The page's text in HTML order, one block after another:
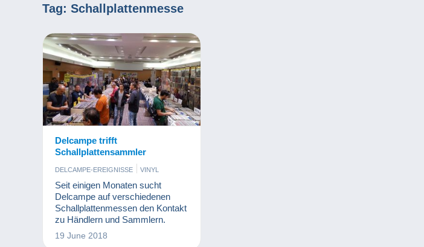
Tag: Schallplattenmesse
Delcampe trifft
Schallplattensammler
DELCAMPE-EREIGNISSE VINYL
Seit einigen Monaten sucht
Delcampe auf verschiedenen
Schallplattenmessen den Kontakt
zu Händlern und Sammlern.
19 June 2018